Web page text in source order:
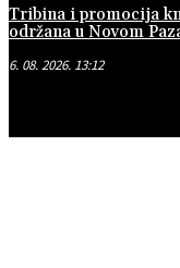
Tribina i promocija
održana u Novom
6. 08. 2026. 13:12